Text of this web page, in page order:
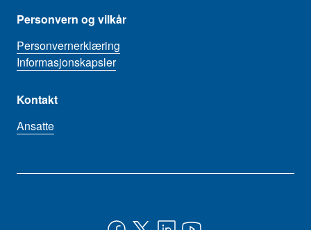
Personvern og vilkår
Personvernerklæring
Informasjonskapsler
Kontakt
Ansatte